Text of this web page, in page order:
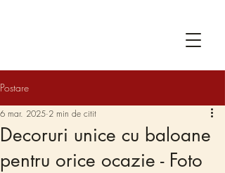
Postare
Decoruri unice cu baloane
pentru orice ocazie - Foto
6 mar. 2025 2 min de citit